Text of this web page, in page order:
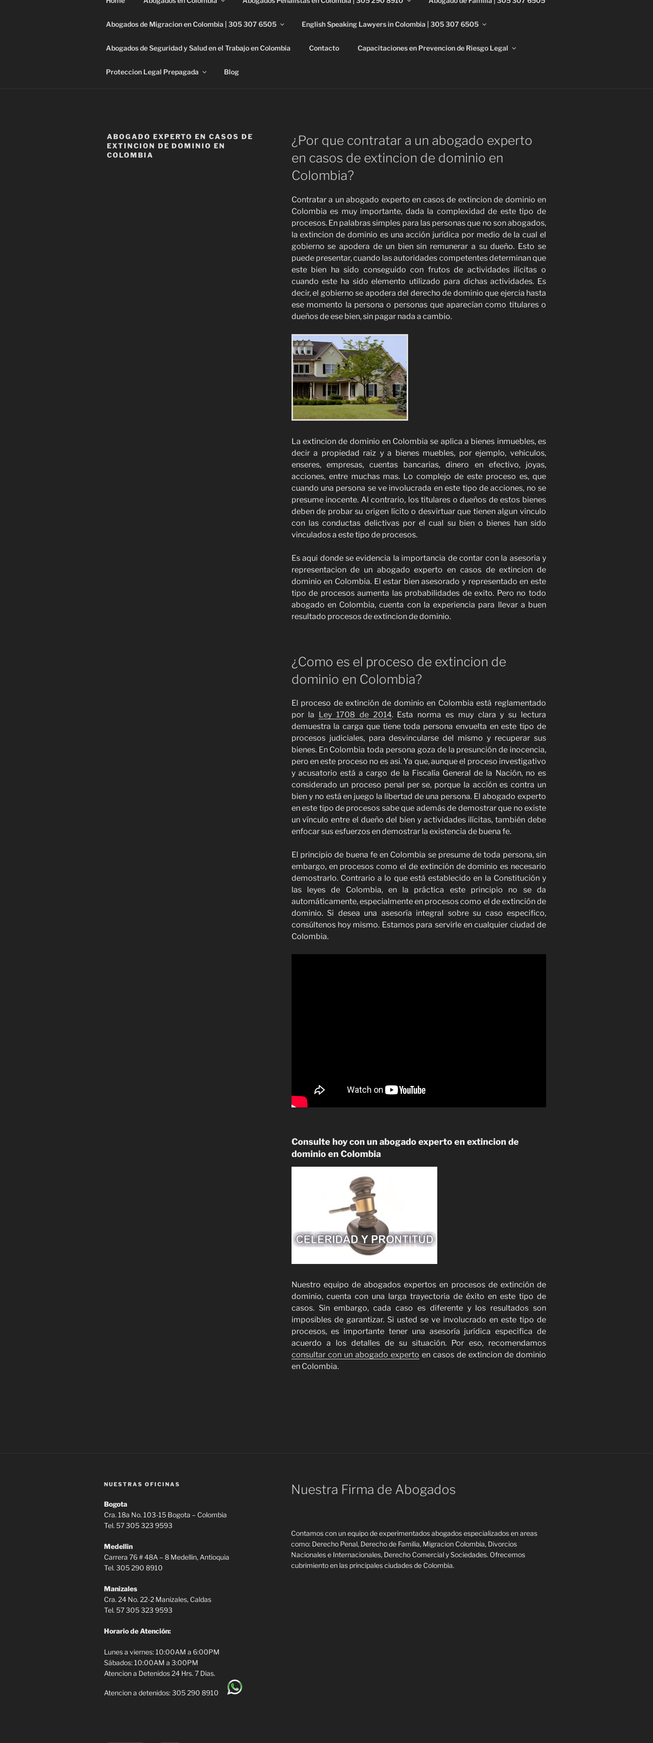
ABOGADOS EN COLOMBIA | TEL. 305 307
Somos una de sus mejores opciones en firmas de experimentados abogados en Colombia. Consultenos hoy mismo su situacion.
Abogados de Migracion en Colombia | 305 307 6505 English Speaking Lawyers in Colombia | 305 307 6505
Abogados de Seguridad y Salud en el Trabajo en Colombia Contacto Capacitaciones en Prevencion de Riesgo Legal
Proteccion Legal Prepagada Blog
ABOGADO EXPERTO EN CASOS DE
EXTINCION DE DOMINIO EN
COLOMBIA
¿Por que contratar a un abogado experto
en casos de extincion de dominio en
Colombia?
Contratar a un abogado experto en casos de extincion de dominio en
Colombia es muy importante, dada la complexidad de este tipo de
procesos. En palabras simples para las personas que no son abogados,
la extincion de dominio es una acción jurídica por medio de la cual el
gobierno se apodera de un bien sin remunerar a su dueño. Esto se
puede presentar, cuando las autoridades competentes determinan que
este bien ha sido conseguido con frutos de actividades ilícitas o
cuando este ha sido elemento utilizado para dichas actividades. Es
decir, el gobierno se apodera del derecho de dominio que ejercia hasta
ese momento la persona o personas que aparecían como titulares o
dueños de ese bien, sin pagar nada a cambio.
La extincion de dominio en Colombia se aplica a bienes inmuebles, es
decir a propiedad raiz y a bienes muebles, por ejemplo, vehiculos,
enseres, empresas, cuentas bancarias, dinero en efectivo, joyas,
acciones, entre muchas mas. Lo complejo de este proceso es, que
cuando una persona se ve involucrada en este tipo de acciones, no se
presume inocente. Al contrario, los titulares o dueños de estos bienes
deben de probar su origen lícito o desvirtuar que tienen algun vinculo
con las conductas delictivas por el cual su bien o bienes han sido
vinculados a este tipo de procesos.
Es aqui donde se evidencia la importancia de contar con la asesoria y
representacion de un abogado experto en casos de extincion de
dominio en Colombia. El estar bien asesorado y representado en este
tipo de procesos aumenta las probabilidades de exito. Pero no todo
abogado en Colombia, cuenta con la experiencia para llevar a buen
resultado procesos de extincion de dominio.
¿Como es el proceso de extincion de
dominio en Colombia?
El proceso de extinción de dominio en Colombia está reglamentado
por la Ley 1708 de 2014. Esta norma es muy clara y su lectura
demuestra la carga que tiene toda persona envuelta en este tipo de
procesos judiciales, para desvincularse del mismo y recuperar sus
bienes. En Colombia toda persona goza de la presunción de inocencia,
pero en este proceso no es asi. Ya que, aunque el proceso investigativo
y acusatorio está a cargo de la Fiscalía General de la Nación, no es
considerado un proceso penal per se, porque la acción es contra un
bien y no está en juego la libertad de una persona. El abogado experto
en este tipo de procesos sabe que además de demostrar que no existe
un vínculo entre el dueño del bien y actividades ilícitas, también debe
enfocar sus esfuerzos en demostrar la existencia de buena fe.
El principio de buena fe en Colombia se presume de toda persona, sin
embargo, en procesos como el de extinción de dominio es necesario
demostrarlo. Contrario a lo que está establecido en la Constitución y
las leyes de Colombia, en la práctica este principio no se da
automáticamente, especialmente en procesos como el de extinción de
dominio. Si desea una asesoría integral sobre su caso especifico,
consúltenos hoy mismo. Estamos para servirle en cualquier ciudad de
Colombia.
Consulte hoy con un abogado experto en extincion de
dominio en Colombia
Nuestro equipo de abogados expertos en procesos de extinción de
dominio, cuenta con una larga trayectoria de éxito en este tipo de
casos. Sin embargo, cada caso es diferente y los resultados son
imposibles de garantizar. Si usted se ve involucrado en este tipo de
procesos, es importante tener una asesoría jurídica especifica de
acuerdo a los detalles de su situación. Por eso, recomendamos
consultar con un abogado experto en casos de extincion de dominio
en Colombia.
NUESTRAS OFICINAS
Bogota
Cra. 18a No. 103-15 Bogota – Colombia
Tel. 57 305 323 9593
Medellin
Carrera 76 # 48A – 8 Medellin, Antioquia
Tel. 305 290 8910
Manizales
Cra. 24 No. 22-2 Manizales, Caldas
Tel. 57 305 323 9593
Horario de Atención:
Lunes a viernes: 10:00AM a 6:00PM
Sábados: 10:00AM a 3:00PM
Atencion a Detenidos 24 Hrs. 7 Dias.
Atencion a detenidos: 305 290 8910
Nuestra Firma de Abogados
Contamos con un equipo de experimentados abogados especializados en areas
como: Derecho Penal, Derecho de Familia, Migracion Colombia, Divorcios
Nacionales e Internacionales, Derecho Comercial y Sociedades. Ofrecemos
cubrimiento en las principales ciudades de Colombia.